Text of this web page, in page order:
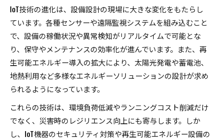
IoT技術の進化は、設備設計の現場に大きな変化をもたらし
ています。各種センサーや遠隔監視システムを組み込むこと
で、設備の稼働状況や異常検知がリアルタイムで可能とな
り、保守やメンテナンスの効率化が進んでいます。また、再
生可能エネルギー導入の拡大により、太陽光発電や蓄電池、
地熱利用など多様なエネルギーソリューションの設計が求め
られるようになっています。
これらの技術は、環境負荷低減やランニングコスト削減だけ
でなく、災害時のレジリエンス向上にも寄与します。しか
し、IoT機器のセキュリティ対策や再生可能エネルギー設備の